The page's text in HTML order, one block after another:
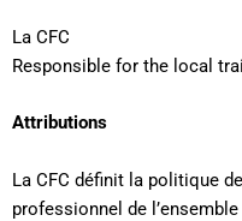
La CFC
Responsible for the local
Attributions
La CFC définit la politique
professionnel de